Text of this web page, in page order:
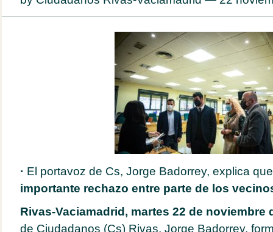
· El portavoz de Cs, Jorge Badorrey, explica
importante rechazo entre parte de los
Rivas-Vaciamadrid, martes 22 de noviembre
de Ciudadanos (Cs) Rivas, Jorge Badorrey,